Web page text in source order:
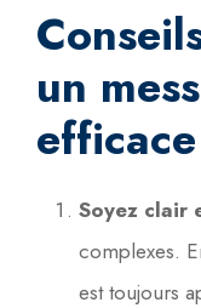
un
Soyez clair
complexes.
est toujours